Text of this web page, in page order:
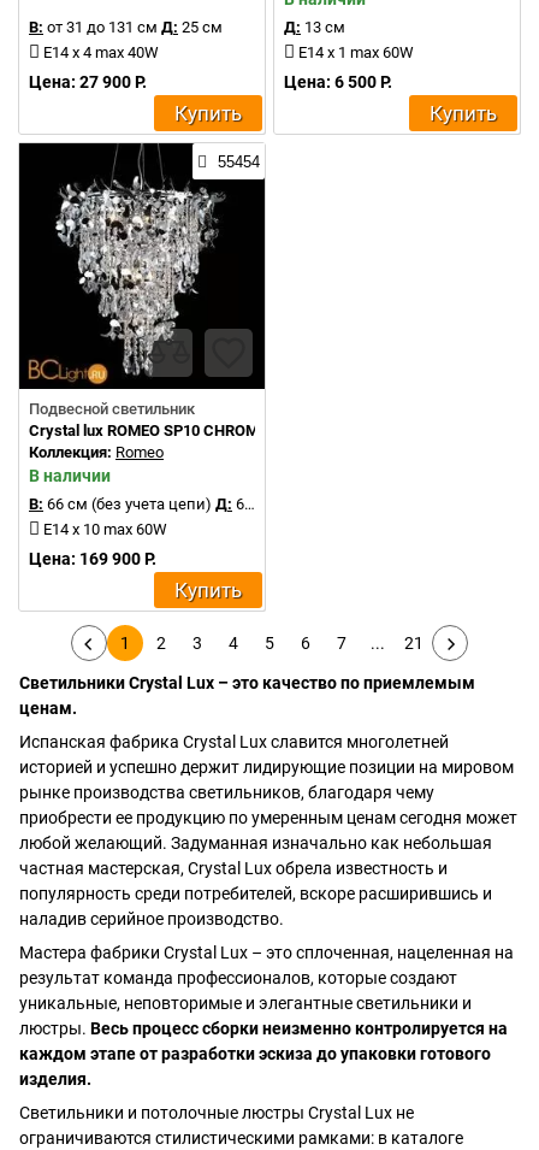
В: от 31 до 131 см Д: 25 см
E14 x 4 max 40W
Цена: 27 900 Р.
Купить
Д: 13 см
E14 x 1 max 60W
Цена: 6 500 Р.
Купить
55454
Подвесной светильник
Crystal lux ROMEO SP10 CHROME D600
Коллекция: Romeo
В наличии
В: 66 см (без учета цепи) Д: 60 см
E14 x 10 max 60W
Цена: 169 900 Р.
Купить
1 2 3 4 5 6 7 ... 21
Светильники Crystal Lux – это качество по приемлемым
ценам.
Испанская фабрика Crystal Lux славится многолетней
историей и успешно держит лидирующие позиции на мировом
рынке производства светильников, благодаря чему
приобрести ее продукцию по умеренным ценам сегодня может
любой желающий. Задуманная изначально как небольшая
частная мастерская, Crystal Lux обрела известность и
популярность среди потребителей, вскоре расширившись и
наладив серийное производство.
Мастера фабрики Crystal Lux – это сплоченная, нацеленная на
результат команда профессионалов, которые создают
уникальные, неповторимые и элегантные светильники и
люстры. Весь процесс сборки неизменно контролируется на
каждом этапе от разработки эскиза до упаковки готового
изделия.
Светильники и потолочные люстры Crystal Lux не
ограничиваются стилистическими рамками: в каталоге